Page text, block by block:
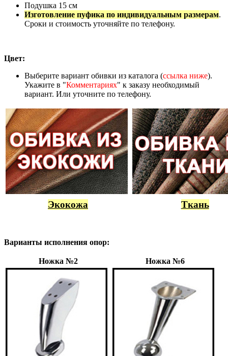
Подушка 15 см
Изготовление пуфика по индивидуальным размерам.
Сроки и стоимость уточняйте по телефону.
Цвет:
Выберите вариант обивки из каталога (ссылка ниже).
Укажите в "Комментариях" к заказу необходимый
вариант. Или уточните по телефону.
Экокожа Ткань
Варианты исполнения опор:
Ножка №2 Ножка №6